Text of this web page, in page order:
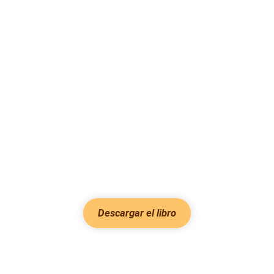
Descargar el libro